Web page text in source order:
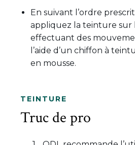
En suivant l’ordre
appliquez la teinture sur
effectuant des
l’aide d’un chiffon à
en mousse.
TEINTURE
Truc de pro